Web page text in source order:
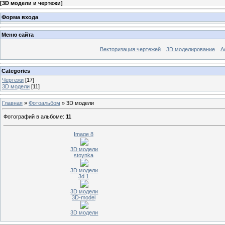
[3D модели и чертежи]
Форма входа
Меню сайта
Векторизация чертежей 3D моделирование
Categories
Чертежи [17]
3D модели [11]
Главная » Фотоальбом » 3D модели
Фотографий в альбоме: 11
Image 8
3D модели
stoynka
3D модели
3d 1
3D модели
3D-model
3D модели